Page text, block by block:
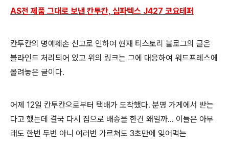
AS전 제품 그대로 보낸 칸투칸, 심파텍스 J427 코요테퍼
칸투칸의 명예훼손 신고로 인하여 현재 티스토리 블로그의 글은
블라인드 처리되어 있고 위의 링크는 그에 대응하여 워드프레스에
올려놓은 글이다.
어제 12일 칸투칸으로부터 택배가 도착했다. 분명 가게에서 받는
다고 했는데 결국 다시 집으로 배송을 한건 왜일까... 이들은 아무
래도 한번 두번 아니 여러번 가르쳐도 3초만에 잊어먹는